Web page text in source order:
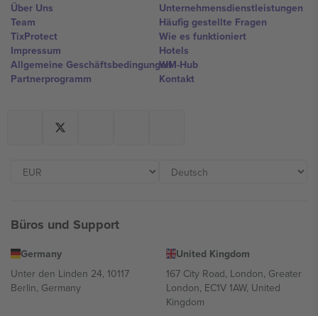
Über Uns
Team
TixProtect
Impressum
Allgemeine Geschäftsbedingungen
Partnerprogramm
Unternehmensdienstleistungen
Häufig gestellte Fragen
Wie es funktioniert
Hotels
WM-Hub
Kontakt
Büros und Support
Germany
Unter den Linden 24, 10117
Berlin, Germany
United Kingdom
167 City Road, London, Greater
London, EC1V 1AW, United
Kingdom